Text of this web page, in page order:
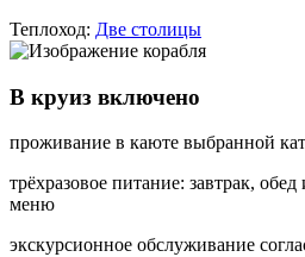
Теплоход: Две столицы
В круиз включено
проживание в каюте выбранной
трёхразовое питание: завтрак,
меню
экскурсионное обслуживание